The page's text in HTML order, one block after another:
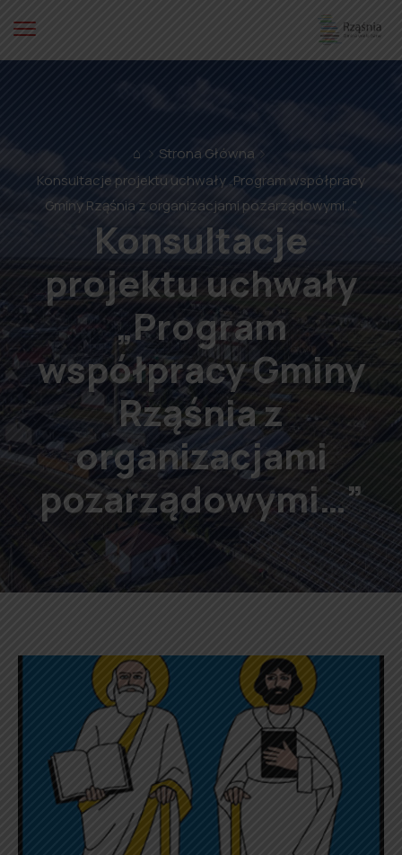
⌂
Strona Główna
Konsultacje projektu uchwały „Program współpracy
Gminy Rząśnia z organizacjami pozarządowymi…”
Konsultacje
projektu uchwały
„Program
współpracy Gminy
Rząśnia z
organizacjami
pozarządowymi…”